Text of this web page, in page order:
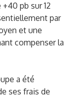
pb sur 12
par
et une
compenser la
a été
ses frais de